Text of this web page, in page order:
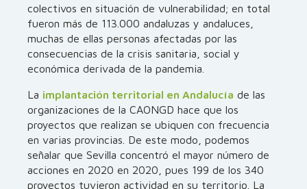
colectivos en situación de vulnerabilidad; en total
fueron más de 113.000 andaluzas y andaluces,
muchas de ellas personas afectadas por las
consecuencias de la crisis sanitaria, social y
económica derivada de la pandemia.
La implantación territorial en Andalucía de las
organizaciones de la CAONGD hace que los
proyectos que realizan se ubiquen con frecuencia
en varias provincias. De este modo, podemos
señalar que Sevilla concentró el mayor número de
acciones en 2020 en 2020, pues 199 de los 340
proyectos tuvieron actividad en su territorio. La